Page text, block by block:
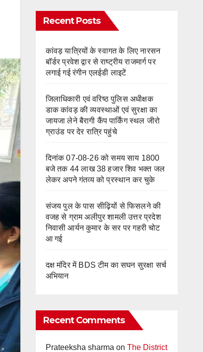
Recent Posts
कांवड़ यात्रियों के स्वागत के लिए नारसन
बॉर्डर प्रवेश द्वार से राष्ट्रीय राजमार्ग पर
लगाई गई रंगीन एलईडी लाइटें
जिलाधिकारी एवं वरिष्ठ पुलिस अधीक्षक
डाक कांवड़ की व्यवस्थाओं एवं सुरक्षा का
जायजा लेने बैरागी कैंप पार्किंग स्थल जीरो
ग्राउंड पर देर रात्रि पहुंचे
दिनांक 07-08-26 को समय साय 1800
बजे तक 44 लाख 38 हजार शिव भक्त जल
लेकर अपने गंतव्य को प्रस्थान कर चुके
संजय पुल के पास सीढ़ियों से फिसलने की
वजह से ग्राम अलीपुर शामली उत्तर प्रदेश
निवासी आर्यन कुमार के सर पर गहरी चोट
आ गई
दक्ष मंदिर में BDS टीम का सघन सुरक्षा सर्च
अभियान
Recent Comments
Prateeksha sharma on The District